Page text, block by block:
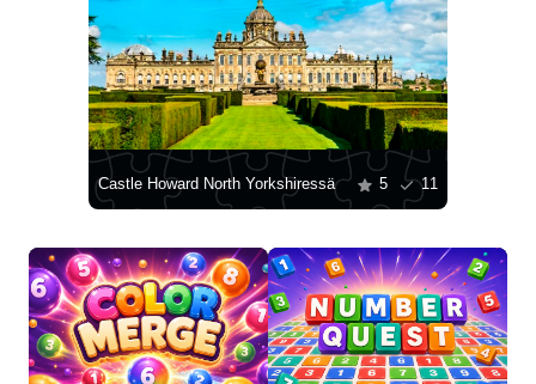
Castle Howard North Yorkshiressä 5 11